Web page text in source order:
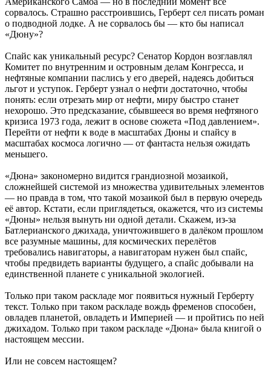
сорвалось. Страшно расстроившись, Герберт сел писать роман
о подводной лодке. А не сорвалось бы — кто бы написал
«Дюну»?
Спайс как уникальный ресурс? Сенатор Кордон возглавлял
Комитет по внутренним и островным делам Конгресса, и
нефтяные компании паслись у его дверей, надеясь добиться
льгот и уступок. Герберт узнал о нефти достаточно, чтобы
понять: если отрезать мир от нефти, миру быстро станет
нехорошо. Это предсказание, сбывшееся во время нефтяного
кризиса 1973 года, лежит в основе сюжета «Под давлением».
Перейти от нефти к воде в масштабах Дюны и спайсу в
масштабах космоса логично — от фантаста нельзя ожидать
меньшего.
«Дюна» закономерно видится грандиозной мозаикой,
сложнейшей системой из множества удивительных элементов
— но правда в том, что такой мозаикой был в первую очередь
её автор. Кстати, если приглядеться, окажется, что из системы
«Дюны» нельзя вынуть ни одной детали. Скажем, из-за
Батлерианского джихада, уничтожившего в далёком прошлом
все разумные машины, для космических перелётов
требовались навигаторы, а навигаторам нужен был спайс,
чтобы предвидеть варианты будущего, а спайс добывали на
единственной планете с уникальной экологией.
Только при таком раскладе мог появиться нужный Герберту
текст. Только при таком раскладе вождь фременов способен,
овладев планетой, овладеть и Империей — и пройтись по ней
джихадом. Только при таком раскладе «Дюна» была книгой о
настоящем мессии.
Или не совсем настоящем?